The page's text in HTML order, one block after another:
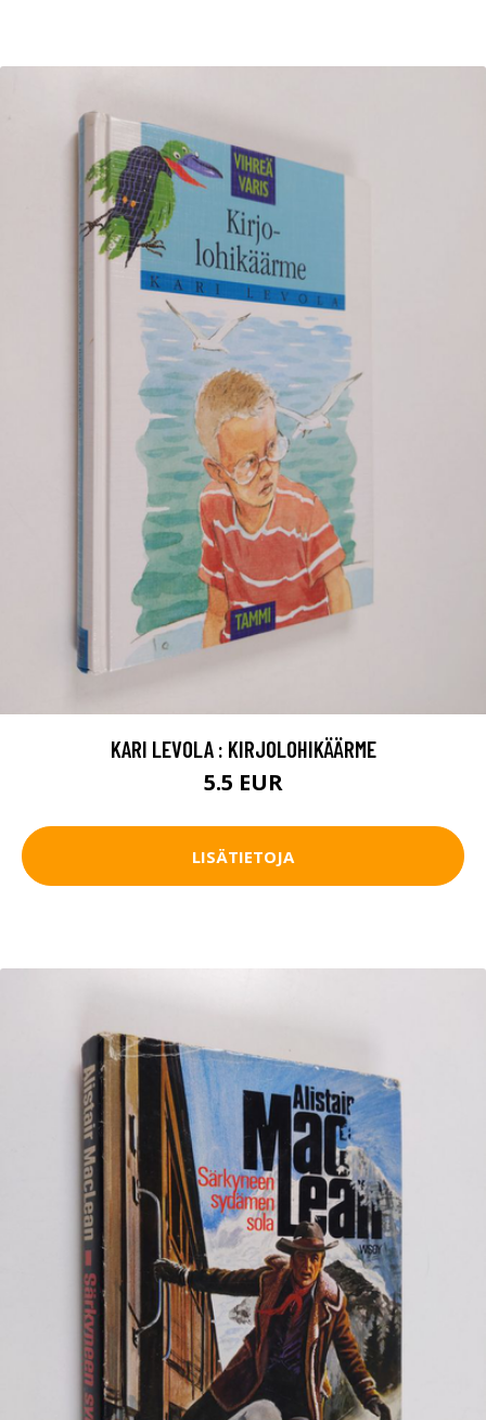
KARI LEVOLA : KIRJOLOHIKÄÄRME
5.5 EUR
LISÄTIETOJA